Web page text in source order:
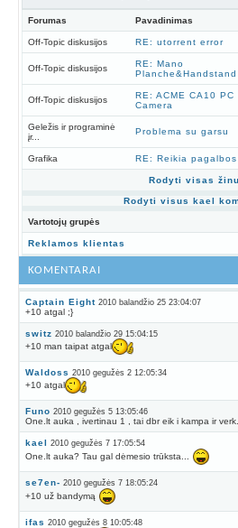
Forumas Pavadinimas
Off-Topic diskusijos RE: utorrent error
Off-Topic diskusijos
RE: Mano
Planche&Handstand
Off-Topic diskusijos
RE: ACME CA10 PC
Camera
Geležis ir programinė
įr...
Problema su garsu
Grafika RE: Reikia pagalbos
Rodyti visas
Rodyti visus kael
Vartotojų grupės
Reklamos klientas
KOMENTARAI
Captain Eight 2010 balandžio 25 23:04:07
+10 atgal ;}
switz 2010 balandžio 29 15:04:15
+10 man taipat atgal
Waldoss 2010 gegužės 2 12:05:34
+10 atgal
Funo 2010 gegužės 5 13:05:46
One.lt auka , ivertinau 1 , tai dbr eik i kampa ir verk.
kael 2010 gegužės 7 17:05:54
One.lt auka? Tau gal dėmesio trūksta...
se7en- 2010 gegužės 7 18:05:24
+10 už bandymą
ifas 2010 gegužės 8 10:05:48